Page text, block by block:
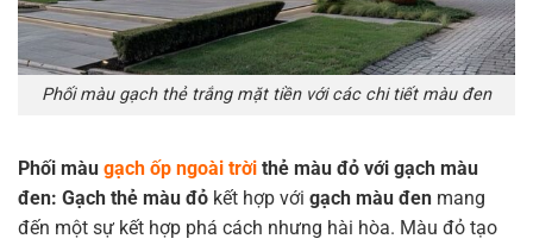
Phối màu gạch thẻ trắng mặt tiền với các chi tiết màu đen
Phối màu gạch ốp ngoài trời thẻ màu đỏ với gạch màu
đen: Gạch thẻ màu đỏ kết hợp với gạch màu đen mang
đến một sự kết hợp phá cách nhưng hài hòa. Màu đỏ tạo